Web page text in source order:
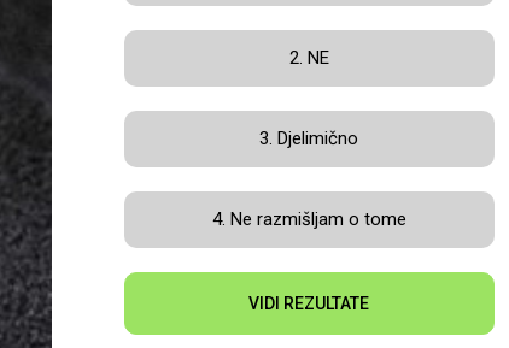
2. NE
3. Djelimično
4. Ne razmišljam o tome
VIDI REZULTATE